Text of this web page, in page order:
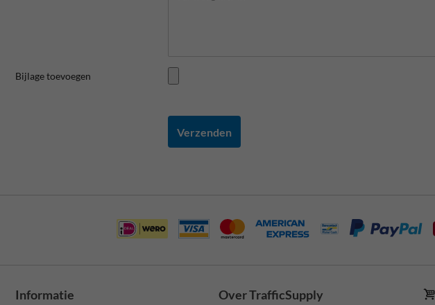
Bijlage toevoegen
Verzenden
Informatie Over TrafficSupply